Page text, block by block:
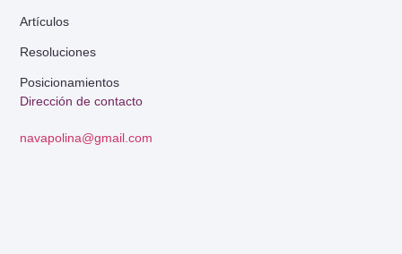
Dirección de contacto
navapolina@gmail.com
Artículos
Resoluciones
Posicionamientos